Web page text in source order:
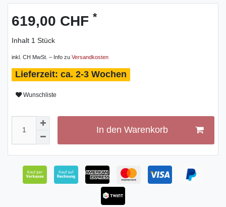
619,00 CHF *
Inhalt 1 Stück
inkl. CH MwSt. – Info zu Versandkosten
ca. 2-3 Wochen
Wunschliste
In den Warenkorb